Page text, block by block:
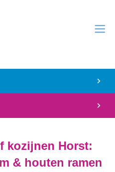
kozijnen Horst:
& houten ramen